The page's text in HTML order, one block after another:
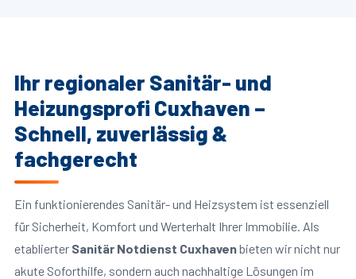
Ihr regionaler Sanitär- und
Heizungsprofi Cuxhaven –
Schnell, zuverlässig &
fachgerecht
Ein funktionierendes Sanitär- und Heizsystem ist essenziell
für Sicherheit, Komfort und Werterhalt Ihrer Immobilie. Als
etablierter Sanitär Notdienst Cuxhavenbieten wir nicht nur
akute Soforthilfe, sondern auch nachhaltige Lösungen im